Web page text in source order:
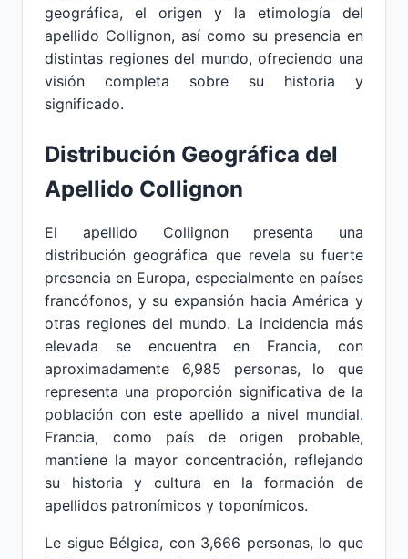
geográfica, el origen y la etimología del
apellido Collignon, así como su presencia en
distintas regiones del mundo, ofreciendo una
visión completa sobre su historia y
significado.
Distribución Geográfica del
Apellido Collignon
El apellido Collignon presenta una
distribución geográfica que revela su fuerte
presencia en Europa, especialmente en países
francófonos, y su expansión hacia América y
otras regiones del mundo. La incidencia más
elevada se encuentra en Francia, con
aproximadamente 6,985 personas, lo que
representa una proporción significativa de la
población con este apellido a nivel mundial.
Francia, como país de origen probable,
mantiene la mayor concentración, reflejando
su historia y cultura en la formación de
apellidos patronímicos y toponímicos.
Le sigue Bélgica, con 3,666 personas, lo que